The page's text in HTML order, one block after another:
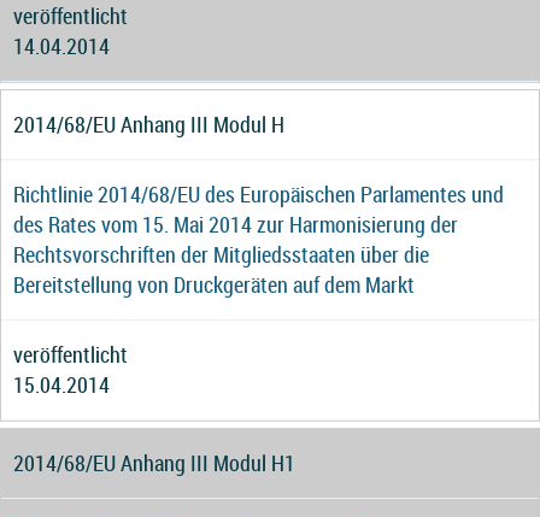
veröffentlicht
14.04.2014
2014/68/EU Anhang III Modul H
Richtlinie 2014/68/EU des Europäischen Parlamentes und
des Rates vom 15. Mai 2014 zur Harmonisierung der
Rechtsvorschriften der Mitgliedsstaaten über die
Bereitstellung von Druckgeräten auf dem Markt
veröffentlicht
15.04.2014
2014/68/EU Anhang III Modul H1